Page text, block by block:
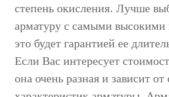
степень окисления. Лучше
арматуру с самыми высокими
это будет гарантией ее
Если Вас интересует
она очень разная и зависит